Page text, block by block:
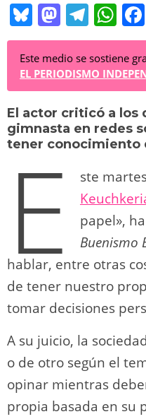
Bl
u
e
sk
y
M
a
st
o
d
o
T
el
e
gr
a
m
W
h
at
s
A
p
Este medio se sostiene
EL PERIODISMO
El actor criticó a los
gimnasta en redes
tener conocimiento
E ste
papel»,
Buenismo
hablar, entre otras
de tener nuestro
tomar decisiones
A su juicio, la
o de otro según el
opinar mientras
propia basada en su